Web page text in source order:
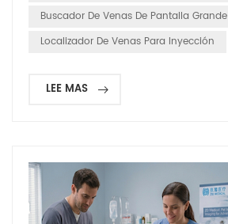
éxito de la primera punción y acorta e...
Buscador De Venas De Pantalla Grande
Localizador De Venas Para Inyección
LEE MAS